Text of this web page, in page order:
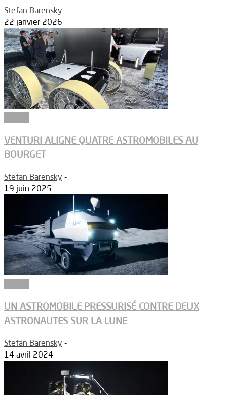
Stefan Barensky -
22 janvier 2026
VENTURI ALIGNE QUATRE ASTROMOBILES AU
BOURGET
Stefan Barensky -
19 juin 2025
UN ASTROMOBILE PRESSURISÉ CONTRE DEUX
ASTRONAUTES SUR LA LUNE
Stefan Barensky -
14 avril 2024